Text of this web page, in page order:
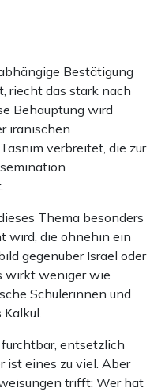
der Israelis und
zu Chameneis
Ein Mann, der zwar
aber immer ein
zuließ, sie aber am
Ein Mann, der
kaum ein Staatschef
so geprägt wie
– sein blutiges Erbe
fort.
Teilen:
Bestätigung
riecht das stark nach
Behauptung wird
iranischen
verbreitet, die zur
Thema besonders
wird, die ohnehin ein
gegenüber Israel oder
wirkt weniger wie
Schülerinnen und
entsetzlich
ist eines zu viel. Aber
trifft: Wer hat